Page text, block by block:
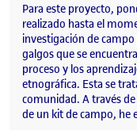
Para este proyecto,
realizado hasta el
investigación de campo
galgos que se
proceso y los
etnográfica. Esta se
comunidad. A través
de un kit de campo, he